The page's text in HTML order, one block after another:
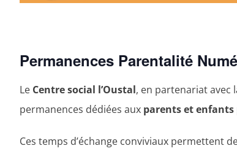
Permanences Parentalité
Le Centre social l’Oustal, en partenariat avec
permanences dédiées aux parents et enfants
Ces temps d’échange conviviaux permettent